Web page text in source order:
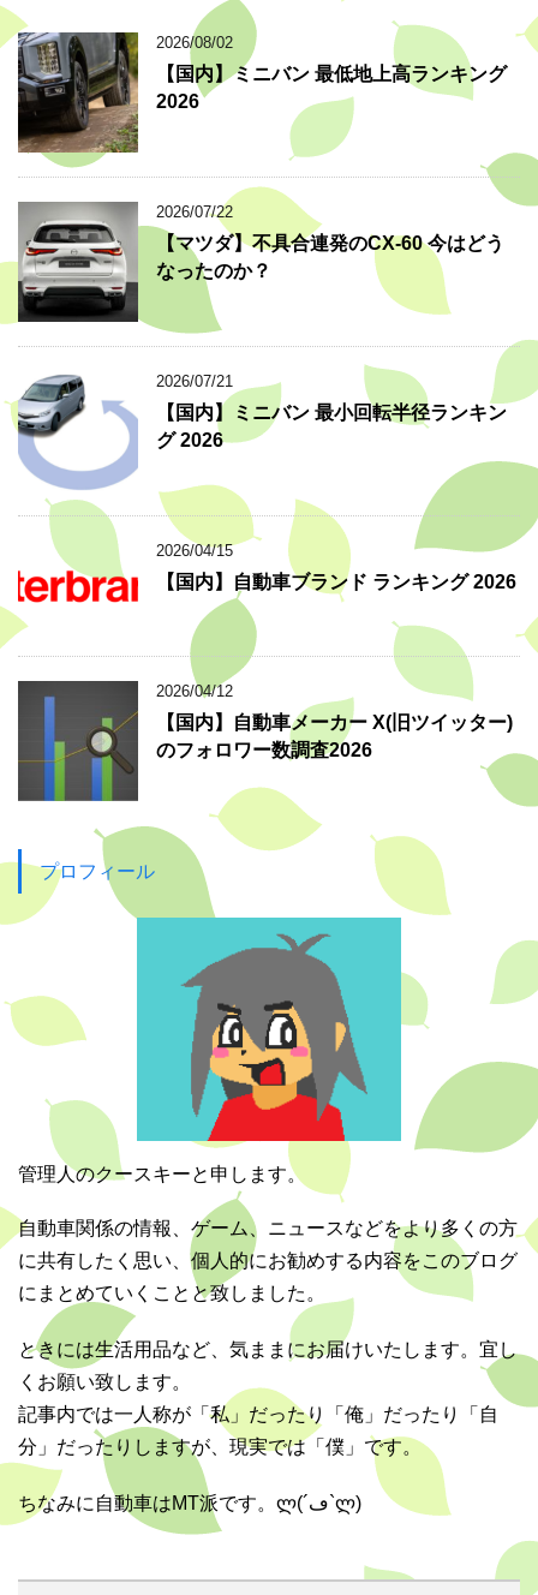
2026/08/02
【国内】ミニバン 最低地上高ランキング
2026
2026/07/22
【マツダ】不具合連発のCX-60 今はどう
なったのか？
2026/07/21
【国内】ミニバン 最小回転半径ランキン
グ 2026
2026/04/15
【国内】自動車ブランド ランキング 2026
2026/04/12
【国内】自動車メーカー X(旧ツイッター)
のフォロワー数調査2026
プロフィール
管理人のクースキーと申します。
自動車関係の情報、ゲーム、ニュースなどをより多くの方
に共有したく思い、個人的にお勧めする内容をこのブログ
にまとめていくことと致しました。
ときには生活用品など、気ままにお届けいたします。宜し
くお願い致します。
記事内では一人称が「私」だったり「俺」だったり「自
分」だったりしますが、現実では「僕」です。
ちなみに自動車はMT派です。ლ(´ڡ`ლ)